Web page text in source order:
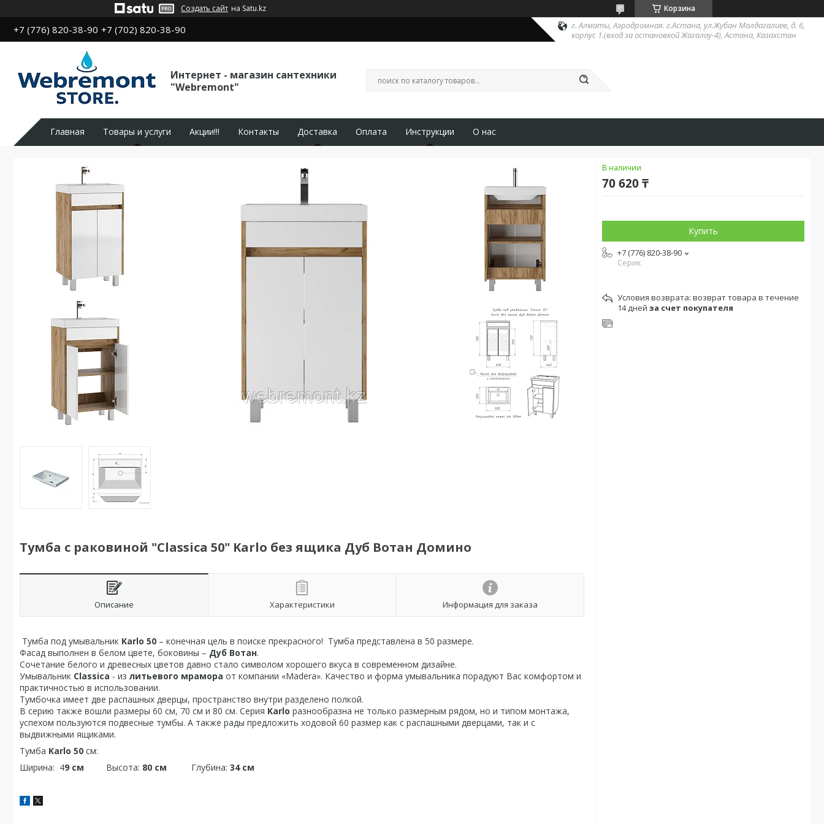
Создать сайт на Satu.kz Корзина
+7 (776) 820-38-90 +7 (702) 820-38-90
г. Алматы, Аэродромная. г.Астана, ул.Жубан Молдагалиев, д. 6,
корпус 1.(вход за остановкой Жагалау-4), Астана, Казахстан
Интернет - магазин сантехники
"Webremont"
Главная Товары и услуги Акции!!! Контакты Доставка Оплата Инструкции О нас
Тумба с раковиной "Classica 50" Karlo без ящика Дуб Вотан Домино
Описание Характеристики Информация для заказа
Тумба под умывальник Karlo 50 – конечная цель в поиске прекрасного! Тумба представлена в 50 размере.
Фасад выполнен в белом цвете, боковины – Дуб Вотан.
Сочетание белого и древесных цветов давно стало символом хорошего вкуса в современном дизайне.
Умывальник Classica - из литьевого мрамора от компании «Madera». Качество и форма умывальника порадуют Вас комфортом и
практичностью в использовании.
Тумбочка имеет две распашных дверцы, пространство внутри разделено полкой.
В серию также вошли размеры 60 см, 70 см и 80 см. Серия Karlo разнообразна не только размерным рядом, но и типом монтажа,
успехом пользуются подвесные тумбы. А также рады предложить ходовой 60 размер как с распашными дверцами, так и с
выдвижными ящиками.
Тумба Karlo 50 см:
Ширина: 49 см Высота: 80 см Глубина: 34 см
В наличии
70 620 ₸
Купить
+7 (776) 820-38-90
Серик
возврат товара в течение
14 дней за счет покупателя